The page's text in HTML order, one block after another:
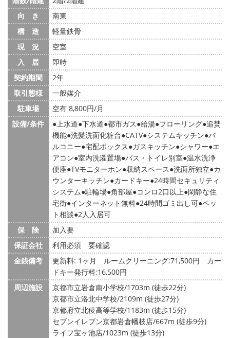
向 き
南東
構 造
軽量鉄骨
現 況
空室
入 居
即時
契約期間
2年
取引態様
一般媒介
駐車場
空有 8,800円/月
設備/条件
上水道 下水道 都市ガス 給湯 フローリング 追焚
機能 洗髪洗面化粧台 CATV システムキッチン バ
ルコニー 宅配ボックス ガスキッチン シャワー エ
アコン 室内洗濯置場 バス・トイレ別室 温水洗浄
便座 TVモニターホン 収納スペース 洗面所独立 カ
ウンターキッチン カードキー 24時間セキュリティ
システム 駐輪場 角部屋 コンロ2口以上 閑静な住
宅街 インターネット無料 24時間ゴミ出し可 ペッ
ト相談 2人入居可
保 険
加入要
保証会社
利用必須 要確認
金銭備考
更新料: 1ヶ月
ルームクリーニング:71,500円 カー
ドキー発行料:16,500円
周辺施設
京都市立岩倉南小学校/1703m (徒歩22分)
京都市立洛北中学校/2109m (徒歩27分)
京都府立北稜高等学校/1183m (徒歩15分)
セブンイレブン京都岩倉幡枝店/667m (徒歩9分)
ライフ宝ヶ池店/1023m (徒歩13分)